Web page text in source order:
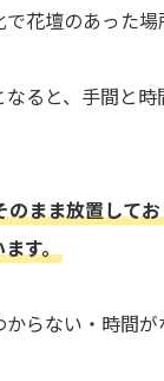
花壇のあった
ると、手間と
まま放置して
す。
らない・時間